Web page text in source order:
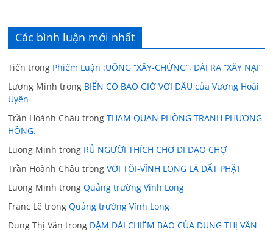
Các bình luận mới nhất
Tiến trong Phiếm Luận :UỐNG “XÂY-CHỪNG”, ĐÁI RA “XÂY NẠI”
Lương Minh trong BIỂN CÓ BAO GIỜ VƠI ĐÂU của Vương Hoài
Uyên
Trần Hoành Châu trongTHAM QUAN PHÒNG TRANH PHƯỢNG
HỒNG.
Luong Minh trong RỦ NGƯỜI THÍCH CHỢ ĐI DẠO CHỢ
Trần Hoành Châu trongVỚI TÔI-VĨNH LONG LÀ ĐẤT PHẬT
Luong Minh trongQuảng trường Vĩnh Long
Franc Lê trongQuảng trường Vĩnh Long
Dung Thị Vân trong DẶM DÀI CHIÊM BAO CỦA DUNG THỊ VÂN